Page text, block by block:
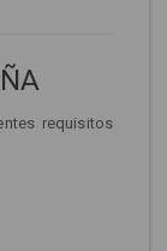
requisitos